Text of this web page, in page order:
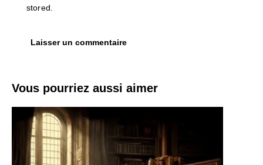
stored.
Vous pourriez aussi aimer